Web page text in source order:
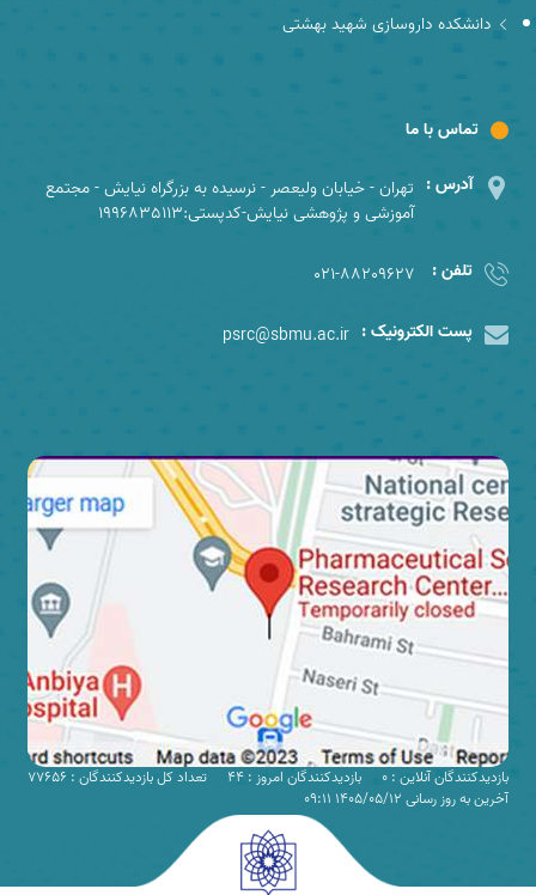
دانشکده داروسازی شهید بهشتی
تماس با ما
آدرس : تهران - خیابان ولیعصر - نرسیده به بزرگراه نیایش - مجتمع
آموزشی و پژوهشی نیایش-کدپستی:1996835113
تلفن :
پست الکترونیک : psrc@sbmu.ac.ir
بازدیدکنندگان آنلاین : 0 بازدیدکنندگان امروز : 44
تعداد کل بازدیدکنندگان : 77656
آخرین به روز رسانی 1405/05/12 09:11